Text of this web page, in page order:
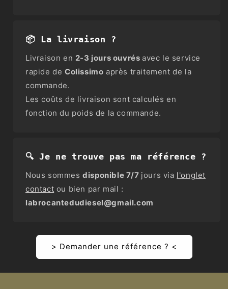
📦 La livraison ?
Livraison en 2-3 jours ouvrésavec le service
rapide de Colissimo après traitement de la
commande.
Les coûts de livraison sont calculés en
fonction du poids de la commande.
🔍 Je ne trouve pas ma référence ?
Nous sommesdisponible 7/7 jours via l'onglet
contact ou bien par mail :
labrocantedudiesel@gmail.com
> Demander une référence ? <